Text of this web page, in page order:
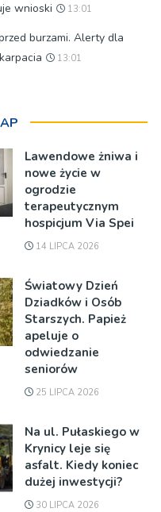
wnioski
13:01
burzami. Alerty dla
13:01
Lawendowe żniwa i
nowe życie w
ogrodzie
terapeutycznym
hospicjum Via Spei
14 LIPCA 2026
Światowy Dzień
Dziadków i Osób
Starszych. Papież
apeluje o
odwiedzanie
seniorów
25 LIPCA 2026
Na ul. Pułaskiego w
Krynicy leje się
asfalt. Kiedy koniec
dużej inwestycji?
30 LIPCA 2026